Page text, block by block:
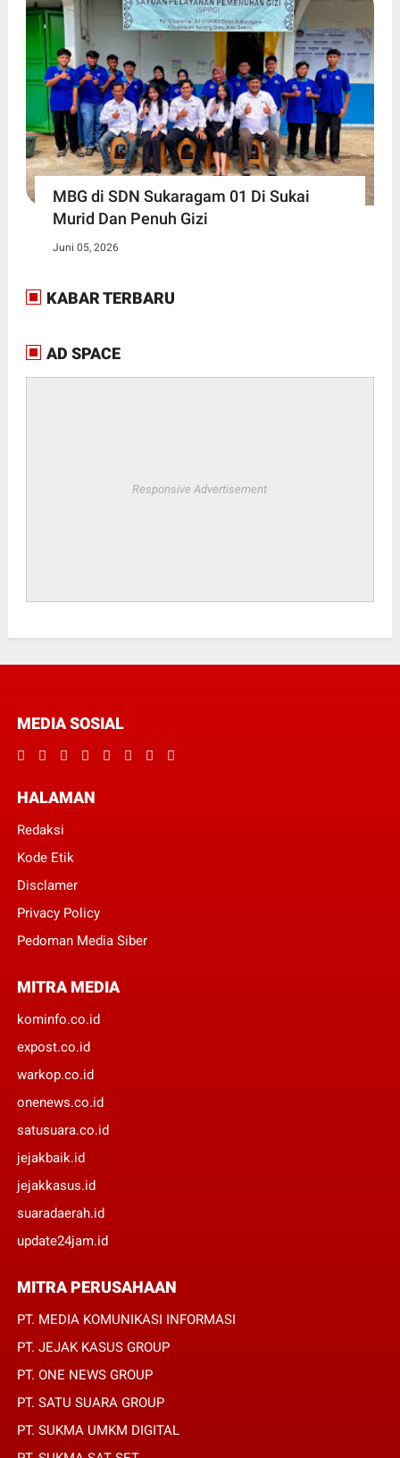
MBG di SDN Sukaragam 01 Di Sukai
Murid Dan Penuh Gizi
Juni 05, 2026
KABAR TERBARU
AD SPACE
Responsive Advertisement
MEDIA SOSIAL
HALAMAN
Redaksi
Kode Etik
Disclamer
Privacy Policy
Pedoman Media Siber
MITRA MEDIA
kominfo.co.id
expost.co.id
warkop.co.id
onenews.co.id
satusuara.co.id
jejakbaik.id
jejakkasus.id
suaradaerah.id
update24jam.id
MITRA PERUSAHAAN
PT. MEDIA KOMUNIKASI INFORMASI
PT. JEJAK KASUS GROUP
PT. ONE NEWS GROUP
PT. SATU SUARA GROUP
PT. SUKMA UMKM DIGITAL